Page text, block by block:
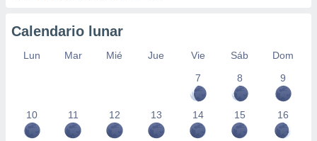
Calendario lunar
Lun Mar Mié Jue Vie Sáb
Dom
7
8 9
10 11 12 13 14 15 16